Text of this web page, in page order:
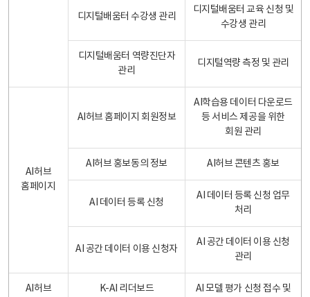
디지털배움터 수강생 관리
디지털배움터 교육 신청 및
수강생 관리
디지털배움터 역량진단자
관리
디지털역량 측정 및 관리
AI허브
홈페이지
AI허브 홈페이지 회원정보
AI학습용 데이터 다운로드
등 서비스 제공을 위한
회원 관리
AI허브 홍보동의 정보 AI허브 콘텐츠 홍보
AI 데이터 등록 신청
AI 데이터 등록 신청 업무
처리
AI 공간 데이터 이용 신청자
AI 공간 데이터 이용 신청
관리
AI허브
K-AI 리더보드
AI 모델 평가 신청 접수 및